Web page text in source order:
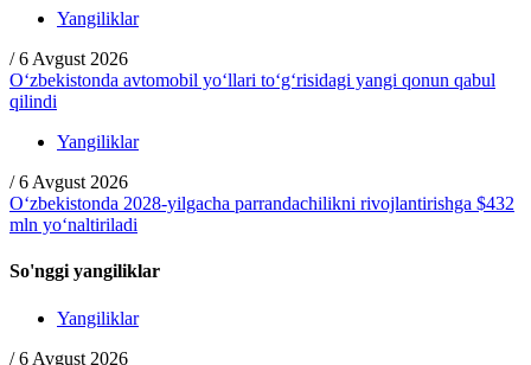
Yangiliklar
/ 6 Avgust 2026
O‘zbekistonda avtomobil yo‘llari to‘g‘risidagi yangi qonun qabul
qilindi
Yangiliklar
/ 6 Avgust 2026
O‘zbekistonda 2028-yilgacha parrandachilikni rivojlantirishga $432
mln yo‘naltiriladi
So'nggi yangiliklar
Yangiliklar
/ 6 Avgust 2026